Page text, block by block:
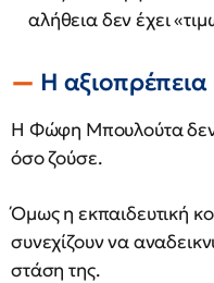
αλήθεια δεν έχει
Η
Η Φώφη Μπουλούτα
όσο ζούσε.
Όμως η εκπαιδευτική
συνεχίζουν να
στάση της.